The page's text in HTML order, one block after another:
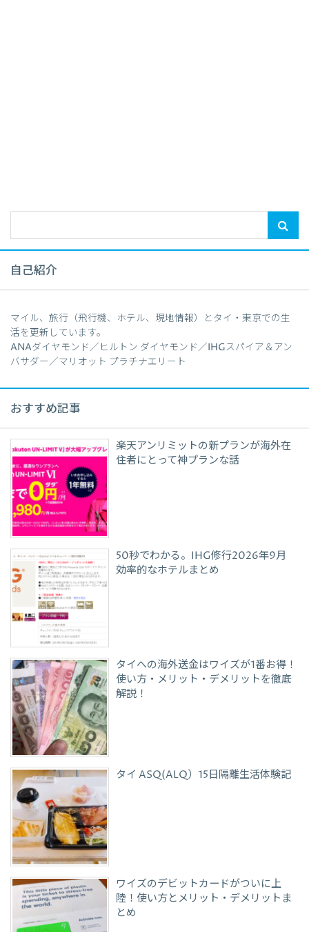
自己紹介
マイル、旅行（飛行機、ホテル、現地情報）とタイ・東京での生
活を更新しています。
ANAダイヤモンド／ヒルトン ダイヤモンド／IHGスパイア＆アン
バサダー／マリオット プラチナエリート
おすすめ記事
楽天アンリミットの新プランが海外在
住者にとって神プランな話
50秒でわかる。IHG修行2026年9月
効率的なホテルまとめ
タイへの海外送金はワイズが1番お得！
使い方・メリット・デメリットを徹底
解説！
タイ ASQ(ALQ）15日隔離生活体験記
ワイズのデビットカードがついに上
陸！使い方とメリット・デメリットま
とめ